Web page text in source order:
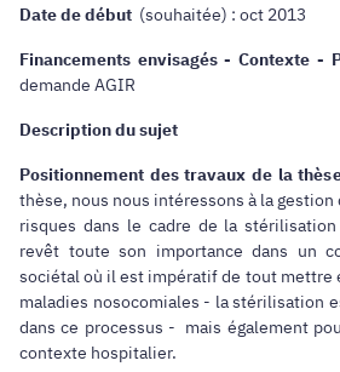
Date de début (souhaitée) : oct 2013
Financements envisagés - Contexte -
demande AGIR
Description du sujet
Positionnement des travaux de la
thèse, nous nous intéressons à la gestion
risques dans le cadre de la
revêt toute son importance dans un
sociétal où il est impératif de tout mettre
maladies nosocomiales - la stérilisation
dans ce processus - mais également
contexte hospitalier.